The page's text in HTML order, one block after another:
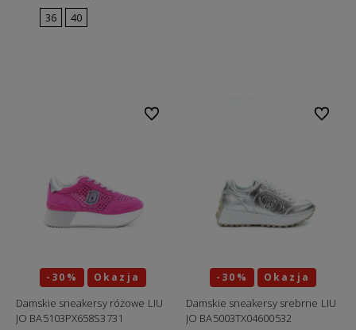
36
40
-30% Okazja
Damskie sneakersy różowe LIU
JO BA5103PX658S3731
Do ulubionych
-30% Okazja
Damskie sneakersy srebrne LIU
JO BA5003TX04600532
Do